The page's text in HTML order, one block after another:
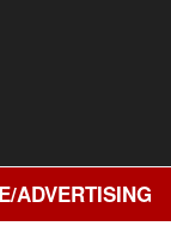
ADVERTISING